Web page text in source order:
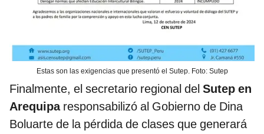
Estas son las exigencias que presentó el Sutep. Foto: Sutep
Finalmente, el secretario regional del Sutep en
Arequiparesponsabilizó al Gobierno de Dina
Boluarte de la pérdida de clases que generará